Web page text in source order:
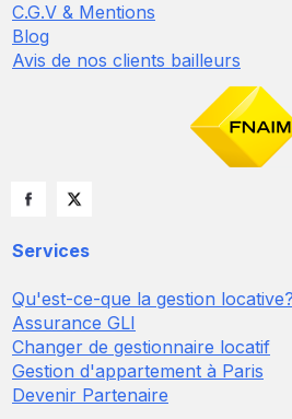
C.G.V & Mentions
Blog
Avis de nos clients bailleurs
Services
Qu'est-ce-que la gestion locative?
Assurance GLI
Changer de gestionnaire locatif
Gestion d'appartement à Paris
Devenir Partenaire